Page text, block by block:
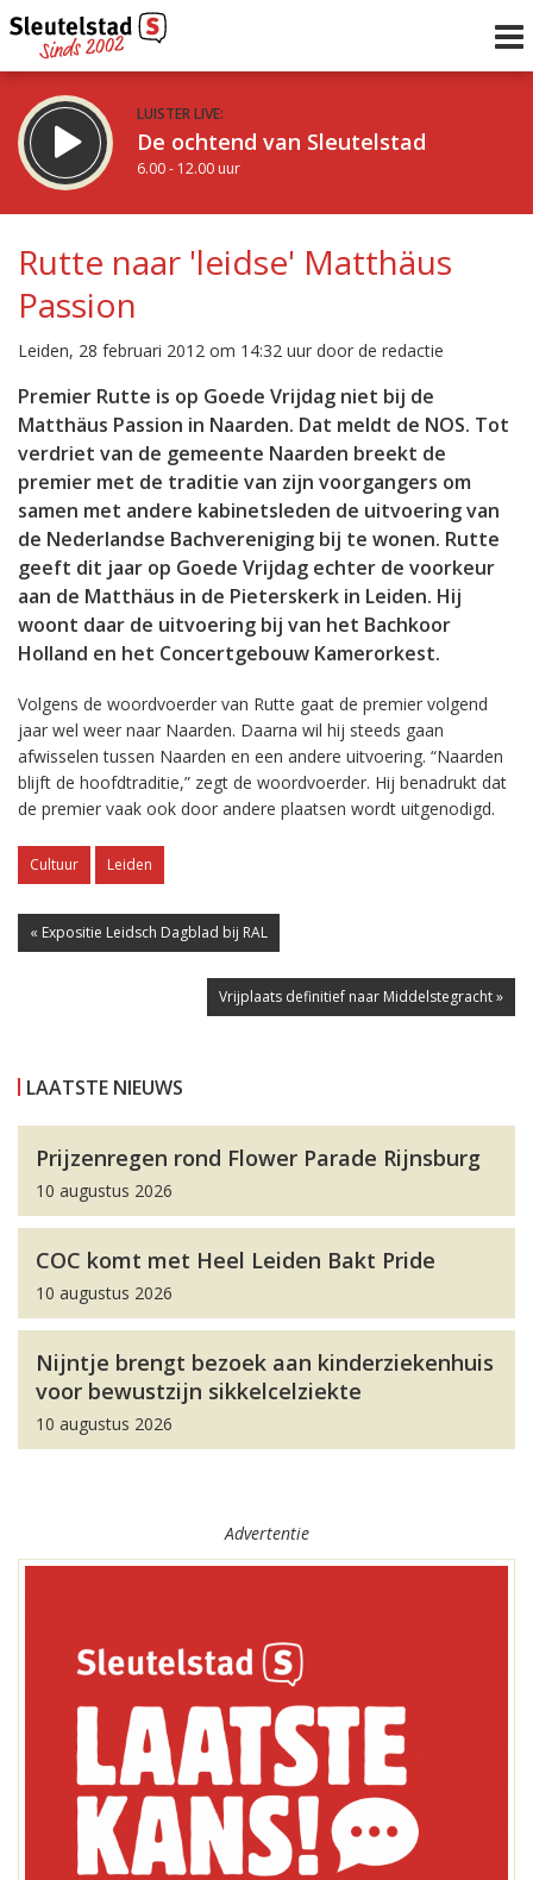
LUISTER LIVE:
De ochtend van Sleutelstad
6.00 - 12.00 uur
De middag van Sleutelstad
12.00 - 18.00 uur
Vorig uur
Inklappen
Rutte naar 'leidse' Matthäus
Passion
Leiden, 28 februari 2012 om 14:32 uur door de redactie
Premier Rutte is op Goede Vrijdag niet bij de
Matthäus Passion in Naarden. Dat meldt de NOS. Tot
verdriet van de gemeente Naarden breekt de
premier met de traditie van zijn voorgangers om
samen met andere kabinetsleden de uitvoering van
de Nederlandse Bachvereniging bij te wonen. Rutte
geeft dit jaar op Goede Vrijdag echter de voorkeur
aan de Matthäus in de Pieterskerk in Leiden. Hij
woont daar de uitvoering bij van het Bachkoor
Holland en het Concertgebouw Kamerorkest.
Volgens de woordvoerder van Rutte gaat de premier volgend
jaar wel weer naar Naarden. Daarna wil hij steeds gaan
afwisselen tussen Naarden en een andere uitvoering. “Naarden
blijft de hoofdtraditie,” zegt de woordvoerder. Hij benadrukt dat
de premier vaak ook door andere plaatsen wordt uitgenodigd.
Cultuur Leiden
« Expositie Leidsch Dagblad bij RAL
Vrijplaats definitief naar Middelstegracht »
LAATSTE NIEUWS
Prijzenregen rond Flower Parade Rijnsburg
10 augustus 2026
COC komt met Heel Leiden Bakt Pride
10 augustus 2026
Nijntje brengt bezoek aan kinderziekenhuis
voor bewustzijn sikkelcelziekte
10 augustus 2026
Advertentie